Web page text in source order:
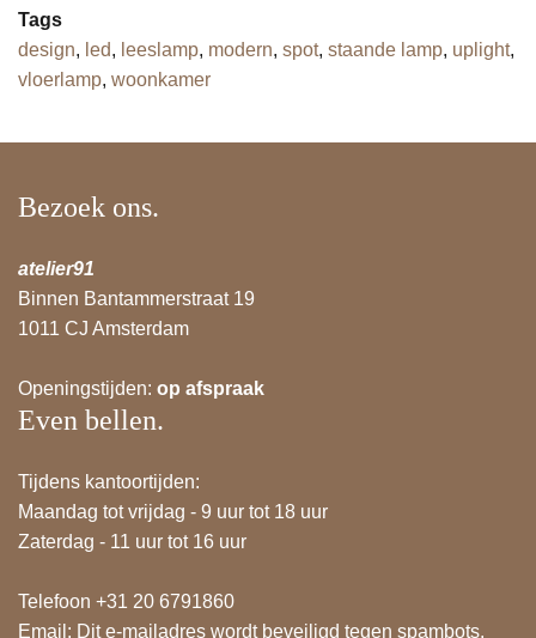
Tags
design, led, leeslamp, modern, spot, staande lamp, uplight,
vloerlamp, woonkamer
Bezoek ons.
atelier91
Binnen Bantammerstraat 19
1011 CJ Amsterdam
Openingstijden: op afspraak
Even bellen.
Tijdens kantoortijden:
Maandag tot vrijdag - 9 uur tot 18 uur
Zaterdag - 11 uur tot 16 uur
Telefoon +31 20 6791860
Email: Dit e-mailadres wordt beveiligd tegen spambots.